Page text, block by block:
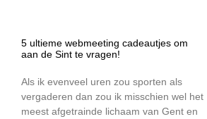
5 ultieme webmeeting cadeautjes om
aan de Sint te vragen!
Als ik evenveel uren zou sporten als
vergaderen dan zou ik misschien wel het
meest afgetrainde lichaam van Gent en